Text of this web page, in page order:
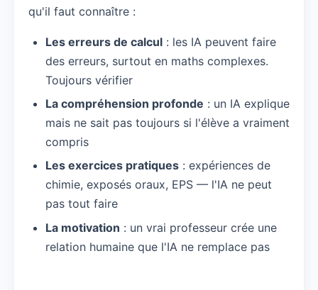
qu'il faut connaître :
Les erreurs de calcul : les IA peuvent faire
des erreurs, surtout en maths complexes.
Toujours vérifier
La compréhension profonde : un IA explique
mais ne sait pas toujours si l'élève a vraiment
compris
Les exercices pratiques : expériences de
chimie, exposés oraux, EPS — l'IA ne peut
pas tout faire
La motivation : un vrai professeur crée une
relation humaine que l'IA ne remplace pas